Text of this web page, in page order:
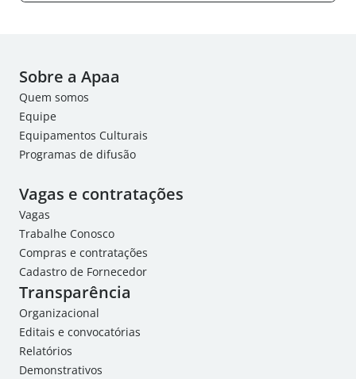
Sobre a Apaa
Quem somos
Equipe
Equipamentos Culturais
Programas de difusão
Vagas e contratações
Vagas
Trabalhe Conosco
Compras e contratações
Cadastro de Fornecedor
Transparência
Organizacional
Editais e convocatórias
Relatórios
Demonstrativos